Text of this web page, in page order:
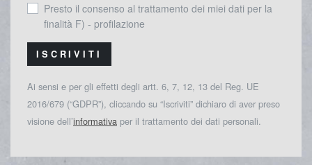
Presto il consenso al trattamento dei miei dati per la
finalità F) - profilazione
ISCRIVITI
Ai sensi e per gli effetti degli artt. 6, 7, 12, 13 del Reg. UE
2016/679 (“GDPR”), cliccando su “Iscriviti” dichiaro di aver preso
visione dell’informativa per il trattamento dei dati personali.